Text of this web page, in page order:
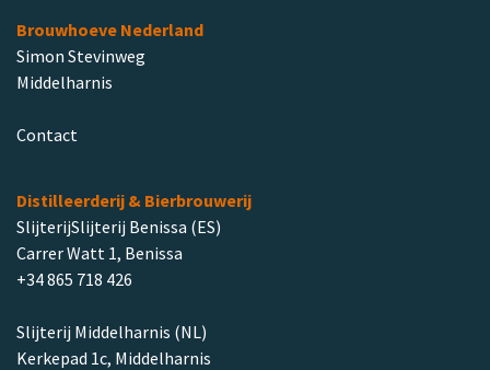
Brouwhoeve Nederland
Simon Stevinweg
Middelharnis
Contact
Distilleerderij & Bierbrouwerij
SlijterijSlijterij Benissa (ES)
Carrer Watt 1, Benissa
+34 865 718 426
Slijterij Middelharnis (NL)
Kerkepad 1c, Middelharnis